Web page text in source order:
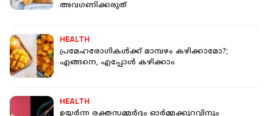
അവഗണിക്കരുത്
HEALTH
പ്രമേഹരോഗികള്‍ക്ക് മാമ്പഴം കഴിക്കാമോ?;
എങ്ങനെ, എപ്പോള്‍ കഴിക്കാം
HEALTH
ഉയര്‍ന്ന രക്തസമ്മര്‍ദ്ദം ഓര്‍മ്മക്കുറവിനും